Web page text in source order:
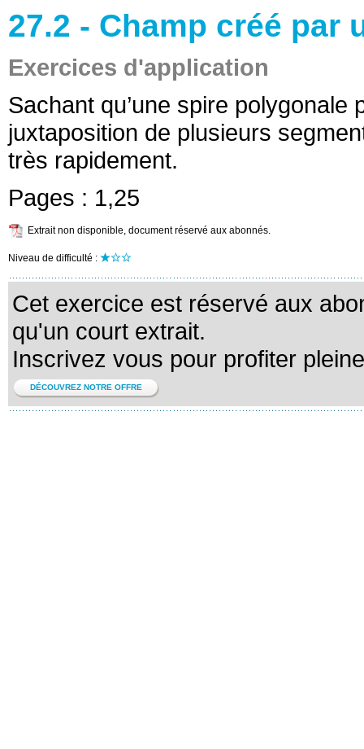
27.2 - Champ créé par
Exercices d'application
Sachant qu’une spire
juxtaposition de plusieurs
très rapidement.
Pages : 1,25
Extrait non disponible, document réservé aux abonnés.
Niveau de difficulté :
Cet exercice est réservé aux
qu'un court extrait.
Inscrivez vous pour profiter
DÉCOUVREZ NOTRE OFFRE